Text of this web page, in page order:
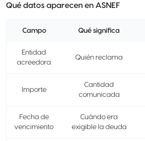
Qué datos aparecen en ASNEF
Campo Qué significa
Entidad
acreedora
Quién reclama
Importe
Cantidad
comunicada
Fecha de
vencimiento
Cuándo era
exigible la deuda